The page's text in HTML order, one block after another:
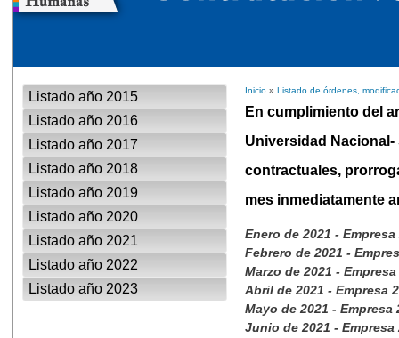
Listado año 2015
Listado año 2016
Listado año 2017
Listado año 2018
Listado año 2019
Listado año 2020
Listado año 2021
Listado año 2022
Listado año 2023
Inicio » Listado de órdenes,
En cumplimiento del
Universidad
contractuales,
mes inmediatamente
Enero de 2021 -
Febrero de 2021 -
Marzo de 2021 -
Abril de 2021 - Empresa
Mayo de 2021 - Empresa
Junio de 2021 -